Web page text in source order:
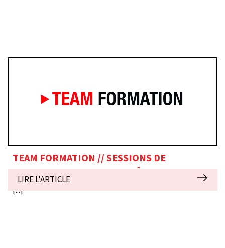
TEAM FORMATION // SESSIONS DE
FORMATION JUILLET ET AOÛT 2019
[...]
LIRE L'ARTICLE